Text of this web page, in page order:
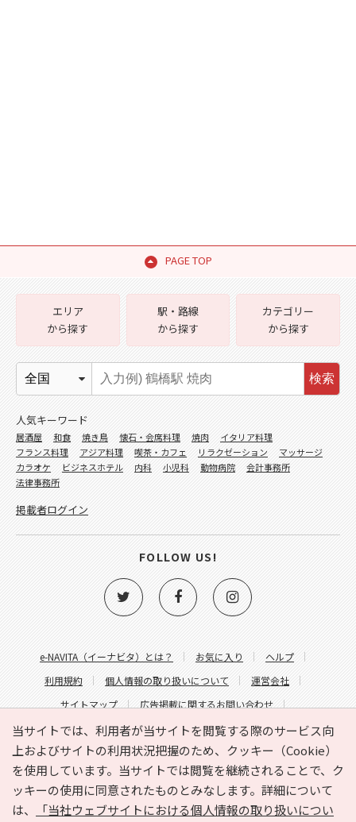
PAGE TOP
当サイトでは、利用者が当サイトを閲覧する際のサービス向
上およびサイトの利用状況把握のため、クッキー（Cookie）
を使用しています。当サイトでは閲覧を継続されることで、ク
ッキーの使用に同意されたものとみなします。詳細について
は、
「当社ウェブサイトにおける個人情報の取り扱いについ
e-NAVITA（イーナビタ）とは？ お気に入り
ヘルプ
利用規約
個人情報の取り扱いについて
運営会社
サイトマップ
広告掲載に関するお問い合わせ
サイトの内容に関するお問い合わせ
エリア
から探す
駅・路線
から探す
カテゴリー
から探す
検索
人気キーワード
居酒屋 和食 焼き鳥 懐石・会席料理 焼肉
イタリア料理
フランス料理
アジア料理 喫茶・カフェ リラクゼーション
マッサージ
カラオケ
ビジネスホテル 内科 小児科 動物病院
会計事務所
法律事務所
掲載者ログイン
FOLLOW US!